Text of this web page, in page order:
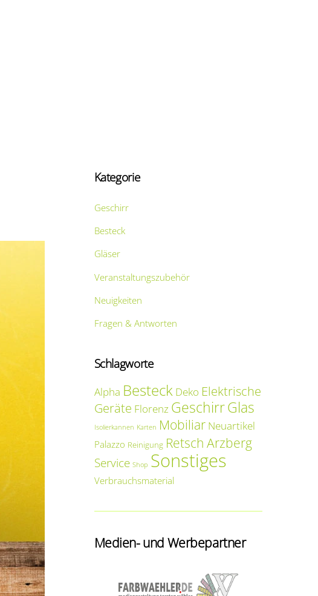
Kategorie
Geschirr
Besteck
Gläser
Veranstaltungszubehör
Neuigkeiten
Fragen & Antworten
Schlagworte
Alpha Besteck Deko Elektrische
Geräte Florenz GeschirrGlas
Isolierkannen Karten Mobiliar Neuartikel
Palazzo Reinigung Retsch Arzberg
Service Shop Sonstiges
Verbrauchsmaterial
Medien- und Werbepartner